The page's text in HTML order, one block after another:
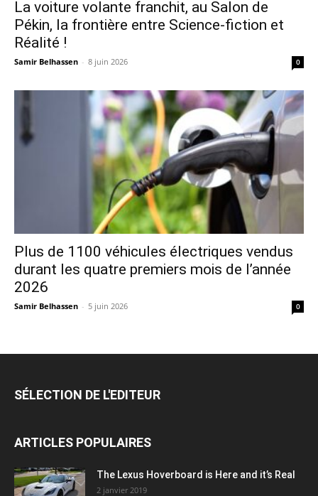
La voiture volante franchit, au Salon de
Pékin, la frontière entre Science-fiction et
Réalité !
Samir Belhassen - 8 juin 2026 0
Plus de 1100 véhicules électriques vendus
durant les quatre premiers mois de l’année
2026
Samir Belhassen - 5 juin 2026 0
SÉLECTION DE L'EDITEUR
ARTICLES POPULAIRES
The Lexus Hoverboard is Here and it’s Real
2 janvier 2019